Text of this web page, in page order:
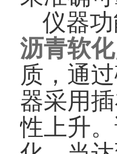
仪器
沥青软
质，通
器采用
性上升